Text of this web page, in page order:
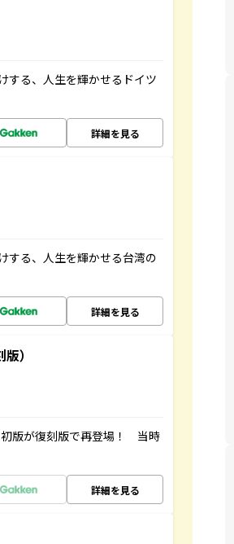
する、人生を輝かせるドイツ
詳細を見る
する、人生を輝かせる台湾の
詳細を見る
）
初版が復刻版で再登場！ 当時
詳細を見る